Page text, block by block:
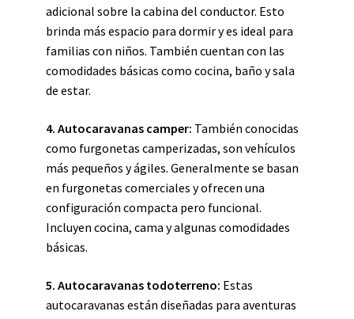
adicional sobre la cabina del conductor. Esto
brinda más espacio para dormir y es ideal para
familias con niños. También cuentan con las
comodidades básicas como cocina, baño y sala
de estar.
4. Autocaravanas camper: También conocidas
como furgonetas camperizadas, son vehículos
más pequeños y ágiles. Generalmente se basan
en furgonetas comerciales y ofrecen una
configuración compacta pero funcional.
Incluyen cocina, cama y algunas comodidades
básicas.
5. Autocaravanas todoterreno: Estas
autocaravanas están diseñadas para aventuras